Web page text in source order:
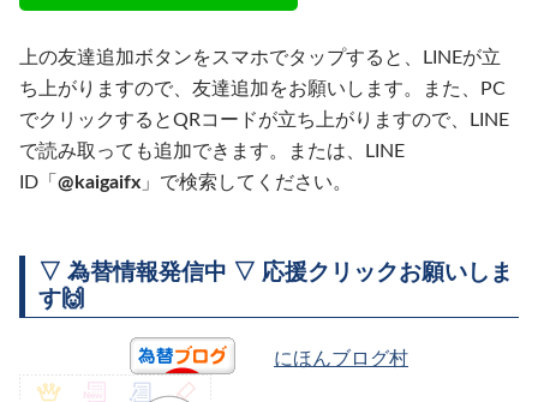
上の友達追加ボタンをスマホでタップすると、LINEが立
ち上がりますので、友達追加をお願いします。また、PC
でクリックするとQRコードが立ち上がりますので、LINE
で読み取っても追加できます。または、LINE
ID「 @kaigaifx 」で検索してください。
▽ 為替情報発信中 ▽ 応援クリックお願いしま
す🙌
にほんブログ村